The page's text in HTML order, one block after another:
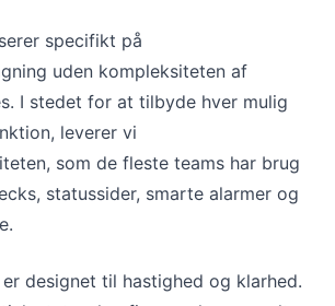
specifikt på
uden kompleksiteten af
I stedet for at tilbyde hver mulig
leverer vi
som de fleste teams har brug
statussider, smarte alarmer og
designet til hastighed og klarhed.